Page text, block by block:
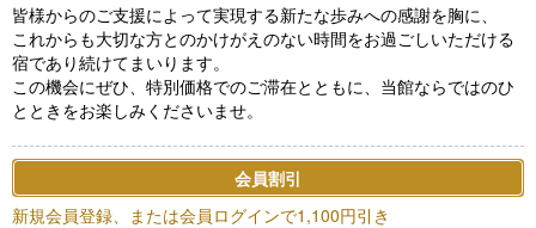
皆様からのご支援によって実現する新たな歩みへの感謝を胸に、
これからも大切な方とのかけがえのない時間をお過ごしいただける
宿であり続けてまいります。
この機会にぜひ、特別価格でのご滞在とともに、当館ならではのひ
とときをお楽しみくださいませ。
会員割引
新規会員登録、または会員ログインで1,100円引き